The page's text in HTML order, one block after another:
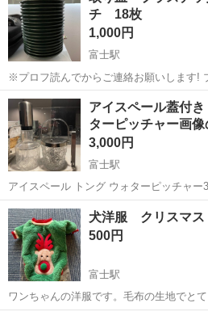
チ 18枚
1,000円
富士駅
※プロフ読んでからご連絡お願いします! プラスチックの食器 取り皿
です 直径１4センチ 18枚
静岡 富士市 富士駅 その他
アイスペール蓋付
ターピッチャー画像
3,000円
富士駅
アイスペール トング ウォターピッチャー3点セット キラ
とても素敵です。 家飲み用にいかがです
静岡 富士市 富士駅 その他
犬洋服 クリスマス
500円
富士駅
ワンちゃんの洋服です。毛布の生地でと
小さかったので出品です😿 写真がうまく撮れずしらっちゃけて見えま